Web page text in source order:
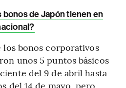
bonos de Japón tienen en
los bonos corporativos
unos 5 puntos básicos
del 9 de abril hasta
del 14 de mayo, pero